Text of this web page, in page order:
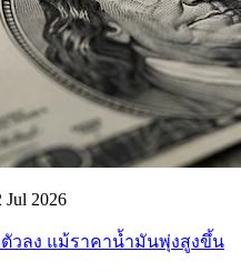
Jul 2026
ตัวลง แม้ราคาน้ำมันพุ่งสูงขึ้น